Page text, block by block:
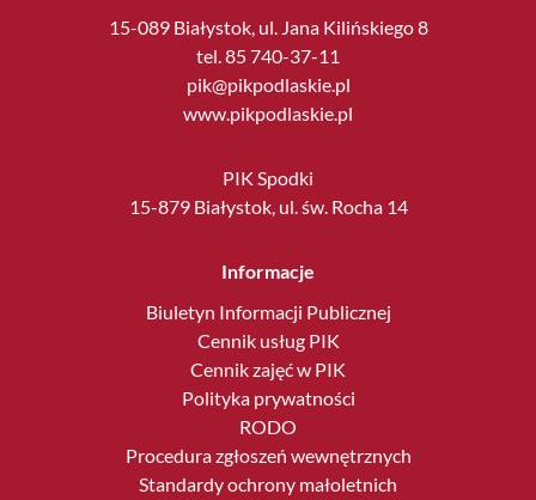
15-089 Białystok, ul. Jana Kilińskiego 8
tel. 85 740-37-11
pik@pikpodlaskie.pl
www.pikpodlaskie.pl
PIK Spodki
15-879 Białystok, ul. św. Rocha 14
Informacje
Biuletyn Informacji Publicznej
Cennik usług PIK
Cennik zajęć w PIK
Polityka prywatności
RODO
Procedura zgłoszeń wewnętrznych
Standardy ochrony małoletnich